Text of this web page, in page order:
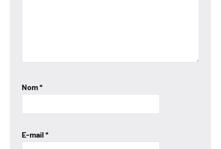
Nom*
E-mail *